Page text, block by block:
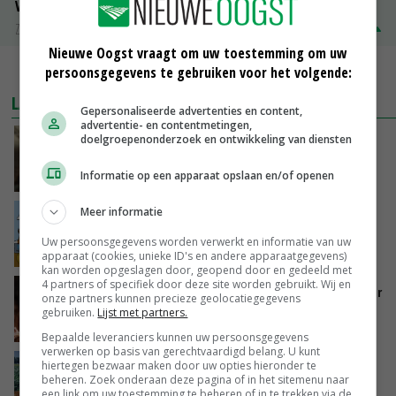
Volle melkpoeder
Zuivel NL
€ 345,00
MEER MARKTPRIJZEN
LAATSTE NIEUWS
‘Samenwerking A-ware en Amalthea gaat
VANDAAG, 16:01
Internationale vraag naar geitenzuivel blijft
groot: Nederland in Europese top
VANDAAG, 15:33
Vlaamse varkensstapel krimpt, pluimveesector
groeit door schaalvergroting
‘Cijfer jezelf niet weg en doe vooral ook waar
je gelukkig van wordt’
Nieuwe Oogst vraagt om uw toestemming om uw
persoonsgegevens te gebruiken voor het volgende:
Gepersonaliseerde advertenties en content,
advertentie- en contentmetingen,
doelgroepenonderzoek en ontwikkeling van diensten
Informatie op een apparaat opslaan en/of openen
Meer informatie
Uw persoonsgegevens worden verwerkt en informatie van uw
apparaat (cookies, unieke ID's en andere apparaatgegevens)
kan worden opgeslagen door, geopend door en gedeeld met
4 partners of specifiek door deze site worden gebruikt. Wij en
onze partners kunnen precieze geolocatiegegevens
gebruiken. Lijst met partners.
Bepaalde leveranciers kunnen uw persoonsgegevens
verwerken op basis van gerechtvaardigd belang. U kunt
hiertegen bezwaar maken door uw opties hieronder te
beheren. Zoek onderaan deze pagina of in het sitemenu naar